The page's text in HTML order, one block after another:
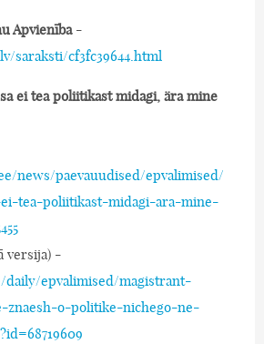
Apvienība-
saraksti/cf3fc39644.html
ei tea poliitikast midagi, ära mine
news/paevauudised/epvalimised/
tea-poliitikast-midagi-ara-mine-
versija) -
epvalimised/magistrant-
znaesh-o-politike-nichego-ne-